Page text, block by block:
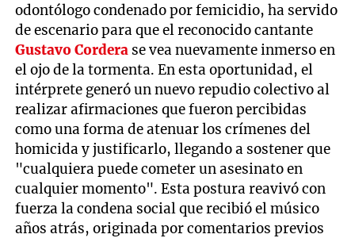
odontólogo condenado por femicidio, ha servido
de escenario para que el reconocido cantante
Gustavo Cordera se vea nuevamente inmerso en
el ojo de la tormenta. En esta oportunidad, el
intérprete generó un nuevo repudio colectivo al
realizar afirmaciones que fueron percibidas
como una forma de atenuar los crímenes del
homicida y justificarlo, llegando a sostener que
"cualquiera puede cometer un asesinato en
cualquier momento". Esta postura reavivó con
fuerza la condena social que recibió el músico
años atrás, originada por comentarios previos